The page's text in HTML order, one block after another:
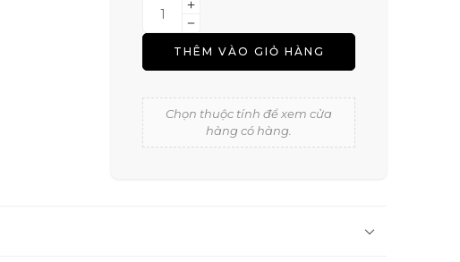
THÊM VÀO GIỎ HÀNG
Chọn thuộc tính để xem cửa
hàng có hàng.